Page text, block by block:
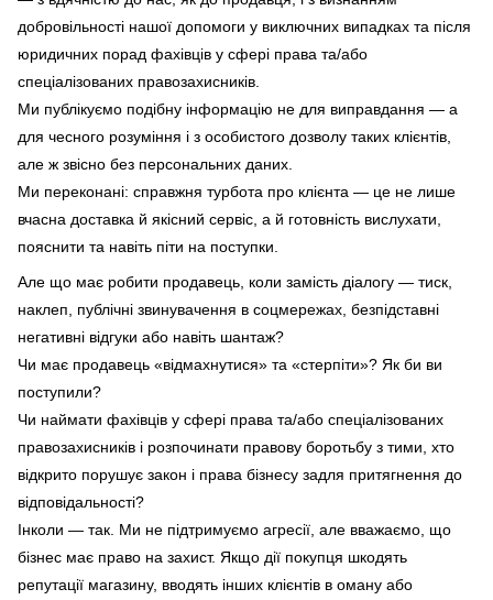
добровільності нашої допомоги у виключних випадках та після
юридичних порад фахівців у сфері права та/або
спеціалізованих правозахисників.
Ми публікуємо подібну інформацію не для виправдання — а
для чесного розуміння і з особистого дозволу таких клієнтів,
але ж звісно без персональних даних.
Ми переконані: справжня турбота про клієнта — це не лише
вчасна доставка й якісний сервіс, а й готовність вислухати,
пояснити та навіть піти на поступки.
Але що має робити продавець, коли замість діалогу — тиск,
наклеп, публічні звинувачення в соцмережах, безпідставні
негативні відгуки або навіть шантаж?
Чи має продавець «відмахнутися» та «стерпіти»? Як би ви
поступили?
Чи наймати фахівців у сфері права та/або спеціалізованих
правозахисників і розпочинати правову боротьбу з тими, хто
відкрито порушує закон і права бізнесу задля притягнення до
відповідальності?
Інколи — так. Ми не підтримуємо агресії, але вважаємо, що
бізнес має право на захист. Якщо дії покупця шкодять
репутації магазину, вводять інших клієнтів в оману або